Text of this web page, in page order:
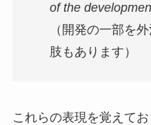
of the
（開発の一部を
肢もあります）
これらの表現を覚えて